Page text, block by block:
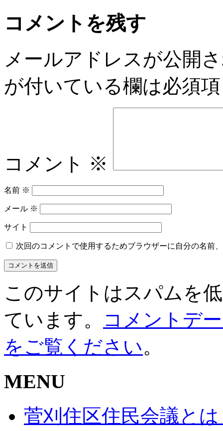
コメントを残す
メールアドレスが公開
が付いている欄は必須
コメント ※
名前 ※
メール ※
サイト
次回のコメントで使用するためブラウザーに自分の名前
このサイトはスパムを
ています。
コメントデ
をご覧ください。
MENU
菅刈住区住民会議と